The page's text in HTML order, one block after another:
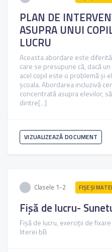
PLAN DE
ASUPRA UNUI
LUCRU
Aceasta abordare este
care se presupune că, dacă
acel copil este o problemă şi
şcoala. Abordarea incluzivă
concentrată asupra elevilor,
dintre[...]
VIZUALIZEAZĂ DOCUMENT
Clasele 1-2 FIŞE ŞI
Fișă de lucru-
Fișă de lucru, exerciții de
literei bB